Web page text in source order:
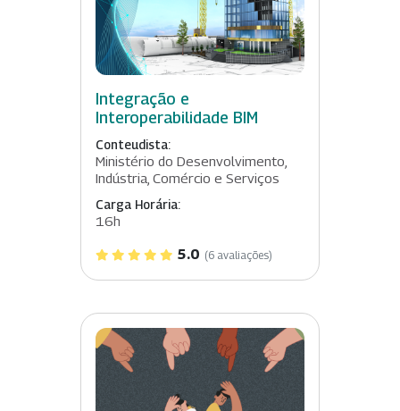
Integração e
Interoperabilidade BIM
Conteudista:
Ministério do Desenvolvimento,
Indústria, Comércio e Serviços
Carga Horária:
16h
5.0 (6 avaliações)